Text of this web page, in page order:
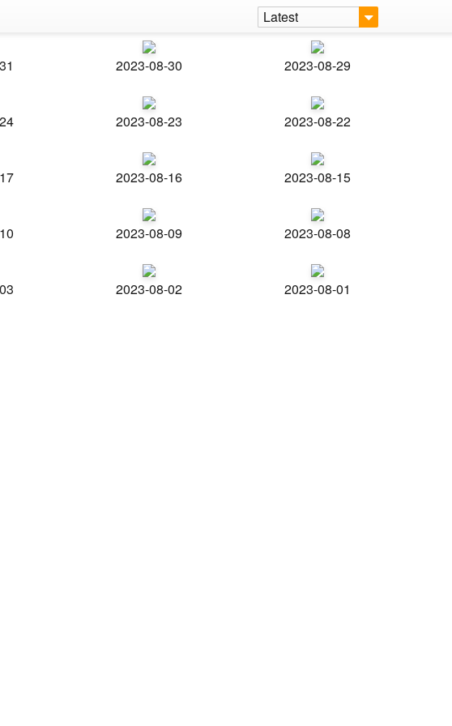
Latest
2023-08-30 2023-08-29
2023-08-23 2023-08-22
2023-08-16 2023-08-15
2023-08-09 2023-08-08
2023-08-02 2023-08-01